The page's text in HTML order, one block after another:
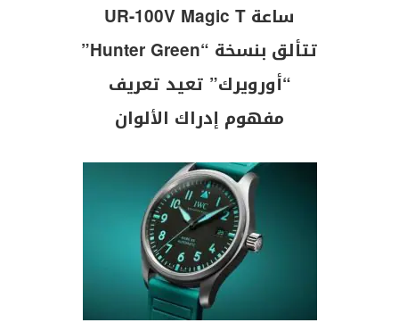
ساعة UR-100V Magic T
تتألق بنسخة “Hunter Green”
“أورويرك” تعيد تعريف
مفهوم إدراك الألوان